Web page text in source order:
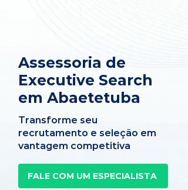
Assessoria de
Executive Search
em Abaetetuba
Transforme seu
recrutamento e seleção em
vantagem competitiva
FALE COM UM ESPECIALISTA